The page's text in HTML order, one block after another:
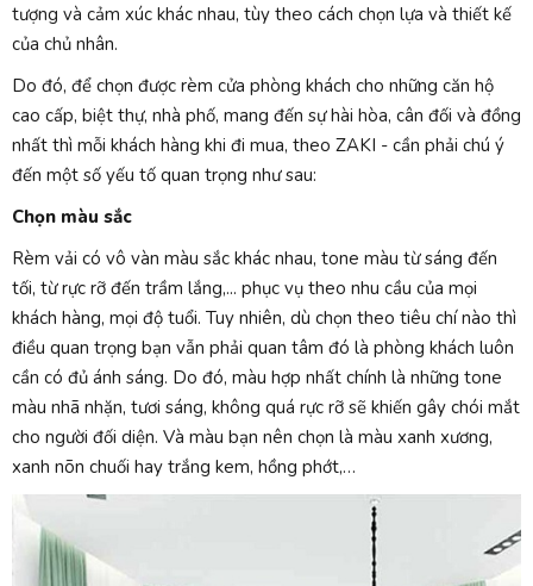
tượng và cảm xúc khác nhau, tùy theo cách chọn lựa và thiết kế
của chủ nhân.
Do đó, để chọn được rèm cửa phòng khách cho những căn hộ
cao cấp, biệt thự, nhà phố, mang đến sự hài hòa, cân đối và đồng
nhất thì mỗi khách hàng khi đi mua, theo ZAKI - cần phải chú ý
đến một số yếu tố quan trọng như sau:
Chọn màu sắc
Rèm vải có vô vàn màu sắc khác nhau, tone màu từ sáng đến
tối, từ rực rỡ đến trầm lắng,... phục vụ theo nhu cầu của mọi
khách hàng, mọi độ tuổi. Tuy nhiên, dù chọn theo tiêu chí nào thì
điều quan trọng bạn vẫn phải quan tâm đó là phòng khách luôn
cần có đủ ánh sáng. Do đó, màu hợp nhất chính là những tone
màu nhã nhặn, tươi sáng, không quá rực rỡ sẽ khiến gây chói mắt
cho người đối diện. Và màu bạn nên chọn là màu xanh xương,
xanh nõn chuối hay trắng kem, hồng phớt,…